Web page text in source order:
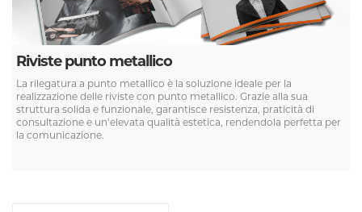
Riviste punto metallico
La rilegatura a punto metallico è la soluzione ideale per la
realizzazione delle riviste con punto metallico. Grazie alla sua
struttura solida e funzionale, garantisce resistenza, praticità di
consultazione e un’elevata qualità estetica, rendendola perfetta per
la comunicazione.